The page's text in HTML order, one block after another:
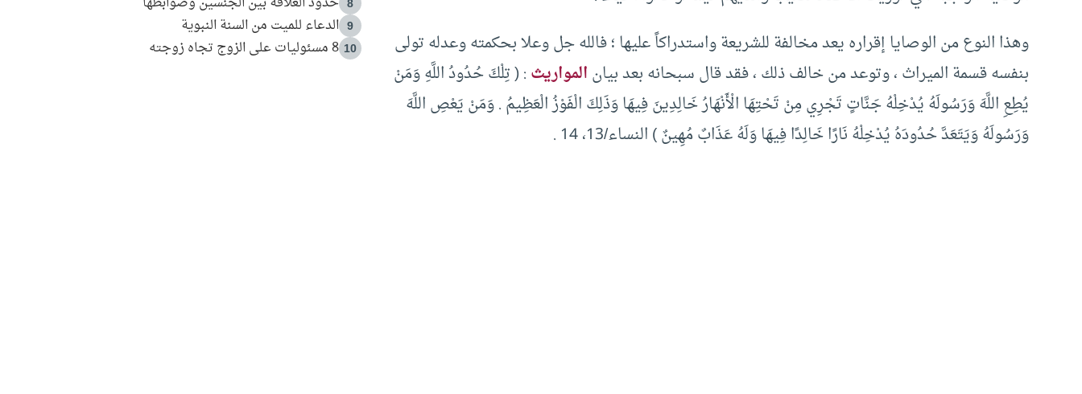
وهذا النوع من الوصايا إقراره يعد مخالفة للشريعة واستدراكاً عليها ؛ فالله جل وعلا بحكمته وعدله تولى
بنفسه قسمة الميراث ، وتوعد من خالف ذلك ، فقد قال سبحانه بعد بيانالمواريث: ( تِلْكَ حُدُودُ اللَّهِ وَمَنْ
يُطِعِ اللَّهَ وَرَسُولَهُ يُدْخِلْهُ جَنَّاتٍ تَجْرِي مِنْ تَحْتِهَا الْأَنْهَارُ خَالِدِينَ فِيهَا وَذَلِكَ الْفَوْزُ الْعَظِيمُ . وَمَنْ يَعْصِ اللَّهَ
وَرَسُولَهُ وَيَتَعَدَّ حُدُودَهُ يُدْخِلْهُ نَارًا خَالِدًا فِيهَا وَلَهُ عَذَابٌ مُهِينٌ ) النساء/13، 14 .
8
9 الدعاء للميت من السنة النبوية
10 8 مسئوليات على الزوج تجاه زوجته